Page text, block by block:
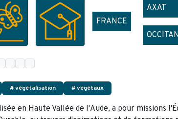
FRANCE
AXAT
# végétalisation # végétaux
en Haute Vallée de l'Aude, a pour missions